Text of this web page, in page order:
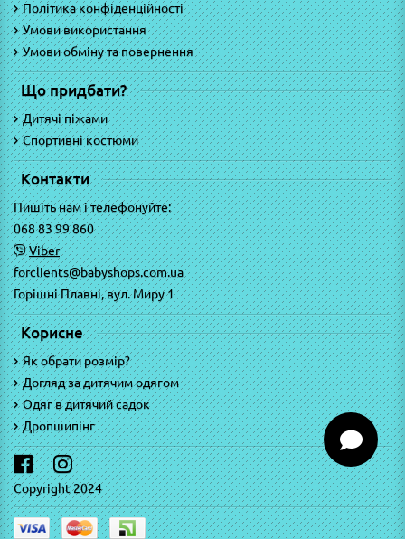
Політика конфіденційності
Умови використання
Умови обміну та повернення
Що придбати?
Дитячі піжами
Спортивні костюми
Контакти
Пишіть нам і телефонуйте:
068 83 99 860
Viber
forclients@babyshops.com.ua
Горішні Плавні, вул. Миру 1
Корисне
Як обрати розмір?
Догляд за дитячим одягом
Одяг в дитячий садок
Дропшипінг
Copyright 2024